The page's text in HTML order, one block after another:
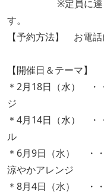
※定員に達し次
す。
【予約方法】 お電話
【開催日＆テーマ】
＊2月18日（水） ・
ジ
＊4月14日（水） ・
ル
＊6月9日（水） ・
涼やかアレンジ
＊8月4日（水） ・